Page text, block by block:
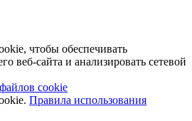
чтобы обеспечивать
веб-сайта и анализировать сетевой
cookie
Правила использования